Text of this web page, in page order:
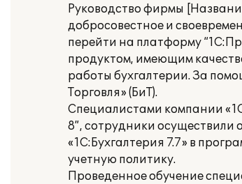
Руководство фирмы
добросовестное и
перейти на платформу
продуктом, имеющим
работы бухгалтерии. За
Торговля» (БиТ).
Специалистами компании
8”, сотрудники
«1С:Бухгалтерия 7.7» в
учетную политику.
Проведенное обучение